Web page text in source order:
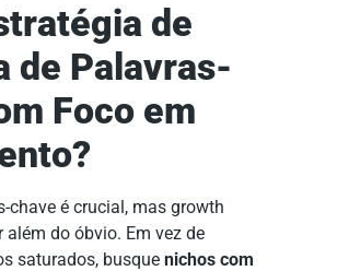
de
de Palavras-
Foco em
chave é crucial, mas growth
do óbvio. Em vez de
saturados, busque nichos com